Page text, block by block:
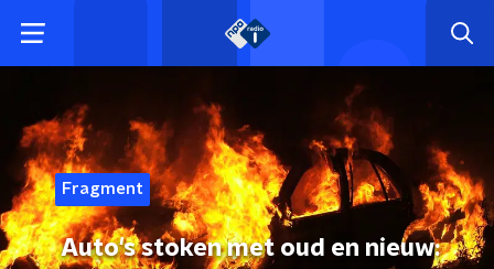
Fragment
Auto's stoken met oud en nieuw: